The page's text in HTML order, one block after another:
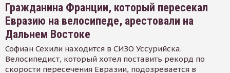
Гражданина Франции, который пересекал
Евразию на велосипеде, арестовали на
Дальнем Востоке
Софиан Сехили находится в СИЗО Уссурийска.
Велосипедист, который хотел поставить рекорд по
скорости пересечения Евразии, подозревается в